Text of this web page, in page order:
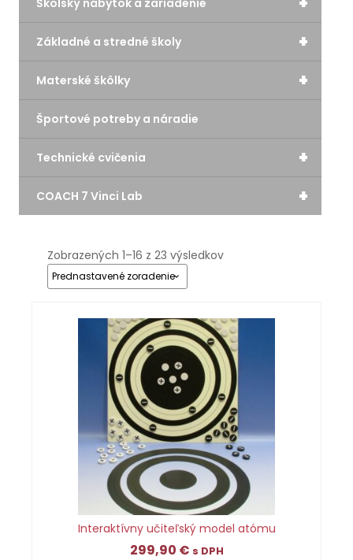
Školský nábytok a zariadenie
+
Základné a stredné školy
+
Materské škôlky
Športové potreby a náradie
+
Technické cvičenia
+
COACH 7 Vinci Lab
Zobrazených 1–16 z 23 výsledkov
Interaktívny učiteľský model atómu
299,90 € s DPH